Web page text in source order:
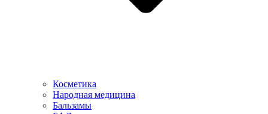
Косметика
Народная медицина
Бальзамы